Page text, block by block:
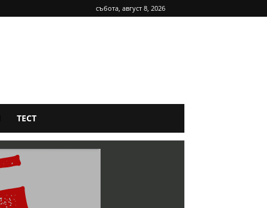
събота, август 8, 2026
ТЕСТ